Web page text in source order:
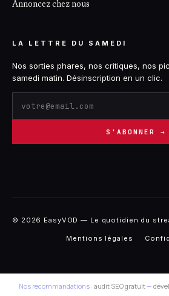
Annoncez chez nous
LA LETTRE DU SAMEDI
Nos sorties phares, nos critiques, nos
samedi matin. Désinscription en un clic.
S'ABONNER →
© 2026 EasyVOD — Le quotidien du
Mentions légales
Nos recommandations : audit SEO gratuit—